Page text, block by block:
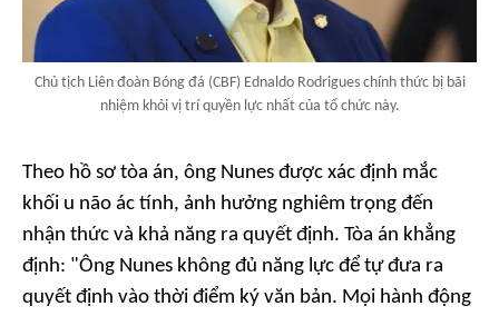
Chủ tịch Liên đoàn Bóng đá (CBF) Ednaldo Rodrigues chính thức bị bãi
nhiệm khỏi vị trí quyền lực nhất của tổ chức này.
Theo hồ sơ tòa án, ông Nunes được xác định mắc
khối u não ác tính, ảnh hưởng nghiêm trọng đến
nhận thức và khả năng ra quyết định. Tòa án khẳng
định: "Ông Nunes không đủ năng lực để tự đưa ra
quyết định vào thời điểm ký văn bản. Mọi hành động